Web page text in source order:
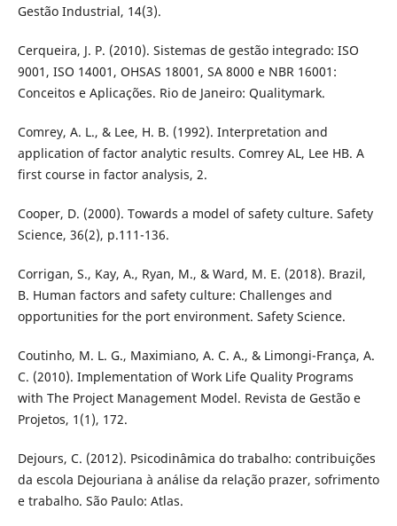
Gestão Industrial, 14(3).
Cerqueira, J. P. (2010). Sistemas de gestão integrado: ISO
9001, ISO 14001, OHSAS 18001, SA 8000 e NBR 16001:
Conceitos e Aplicações. Rio de Janeiro: Qualitymark.
Comrey, A. L., & Lee, H. B. (1992). Interpretation and
application of factor analytic results. Comrey AL, Lee HB. A
first course in factor analysis, 2.
Cooper, D. (2000). Towards a model of safety culture. Safety
Science, 36(2), p.111-136.
Corrigan, S., Kay, A., Ryan, M., & Ward, M. E. (2018). Brazil,
B. Human factors and safety culture: Challenges and
opportunities for the port environment. Safety Science.
Coutinho, M. L. G., Maximiano, A. C. A., & Limongi-França, A.
C. (2010). Implementation of Work Life Quality Programs
with The Project Management Model. Revista de Gestão e
Projetos, 1(1), 172.
Dejours, C. (2012). Psicodinâmica do trabalho: contribuições
da escola Dejouriana à análise da relação prazer, sofrimento
e trabalho. São Paulo: Atlas.